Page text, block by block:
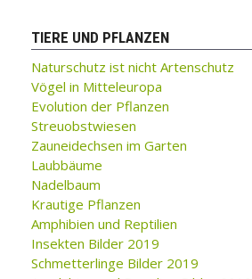
TIERE UND PFLANZEN
Naturschutz ist nicht Artenschutz
Vögel in Mitteleuropa
Evolution der Pflanzen
Streuobstwiesen
Zauneidechsen im Garten
Laubbäume
Nadelbaum
Krautige Pflanzen
Amphibien und Reptilien
Insekten Bilder 2019
Schmetterlinge Bilder 2019